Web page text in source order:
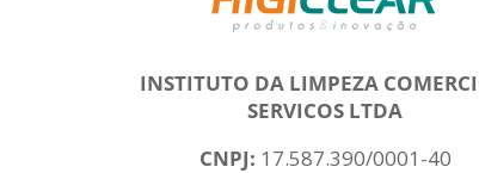
INSTITUTO DA LIMPEZA
SERVICOS LTDA
CNPJ: 17.587.390/0001-40